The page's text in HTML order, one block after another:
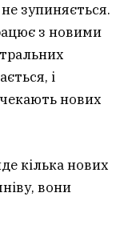
зупиняється.
з новими
і
нових
кілька нових
вони